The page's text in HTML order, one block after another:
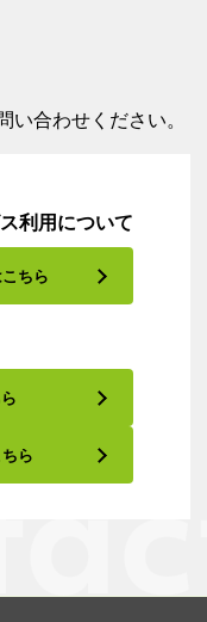
合わせください。
利用について
ちら
ら